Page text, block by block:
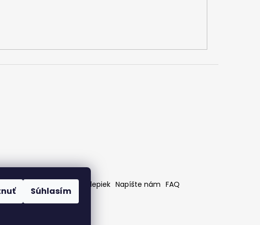
Súhlasím
vrátenia Bez nálepiek Napíšte nám FAQ